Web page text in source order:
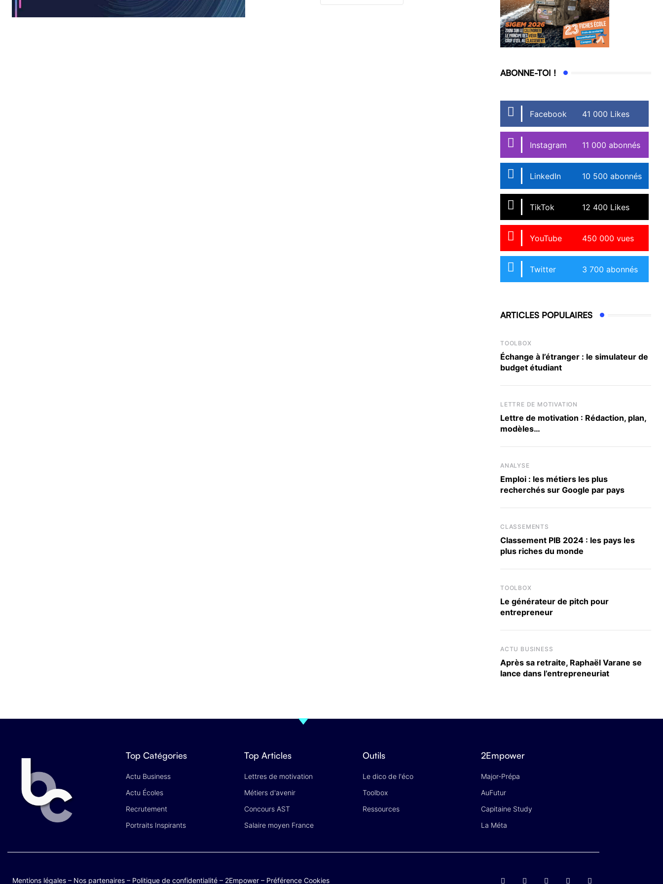
ABONNE-TOI !
Facebook 41 000 Likes
Instagram 11 000 abonnés
LinkedIn 10 500 abonnés
TikTok 12 400 Likes
YouTube 450 000 vues
Twitter 3 700 abonnés
ARTICLES POPULAIRES
TOOLBOX
Échange à l’étranger : le simulateur de
budget étudiant
LETTRE DE MOTIVATION
Lettre de motivation : Rédaction, plan,
modèles…
ANALYSE
Emploi : les métiers les plus
recherchés sur Google par pays
CLASSEMENTS
Classement PIB 2024 : les pays les
plus riches du monde
TOOLBOX
Le générateur de pitch pour
entrepreneur
ACTU BUSINESS
Après sa retraite, Raphaël Varane se
lance dans l’entrepreneuriat
Top Catégories
Actu Business
Actu Écoles
Recrutement
Portraits Inspirants
Top Articles
Lettres de motivation
Métiers d'avenir
Concours AST
Salaire moyen France
Outils
Le dico de l'éco
Toolbox
Ressources
2Empower
Major-Prépa
AuFutur
Capitaine Study
La Méta
Mentions légales – Nos partenaires – Politique de confidentialité – 2Empower – Préférence Cookies